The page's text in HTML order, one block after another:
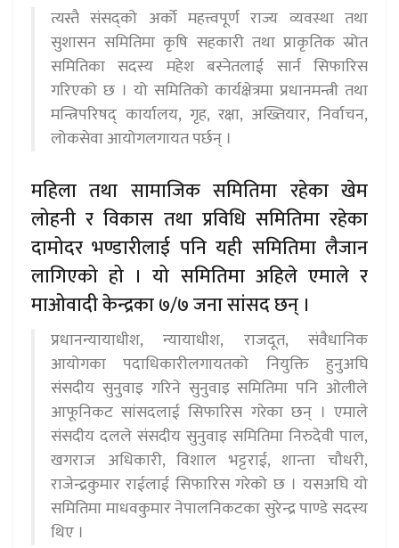
त्यस्तै संसद्को अर्को महत्त्वपूर्ण राज्य व्यवस्था तथा
सुशासन समितिमा कृषि सहकारी तथा प्राकृतिक स्रोत
समितिका सदस्य महेश बस्नेतलाई सार्न सिफारिस
गरिएको छ । यो समितिको कार्यक्षेत्रमा प्रधानमन्त्री तथा
मन्त्रिपरिषद् कार्यालय, गृह, रक्षा, अख्तियार, निर्वाचन,
लोकसेवा आयोगलगायत पर्छन् ।
महिला तथा सामाजिक समितिमा रहेका खेम
लोहनी र विकास तथा प्रविधि समितिमा रहेका
दामोदर भण्डारीलाई पनि यही समितिमा लैजान
लागिएको हो । यो समितिमा अहिले एमाले र
माओवादी केन्द्रका ७/७ जना सांसद छन् ।
प्रधानन्यायाधीश, न्यायाधीश, राजदूत, संवैधानिक
आयोगका पदाधिकारीलगायतको नियुक्ति हुनुअघि
संसदीय सुनुवाइ गरिने सुनुवाइ समितिमा पनि ओलीले
आफूनिकट सांसदलाई सिफारिस गरेका छन् । एमाले
संसदीय दलले संसदीय सुनुवाइ समितिमा निरुदेवी पाल,
खगराज अधिकारी, विशाल भट्टराई, शान्ता चौधरी,
राजेन्द्रकुमार राईलाई सिफारिस गरेको छ । यसअघि यो
समितिमा माधवकुमार नेपालनिकटका सुरेन्द्र पाण्डे सदस्य
थिए ।